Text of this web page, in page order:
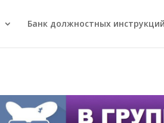
Банк должностных инструкций